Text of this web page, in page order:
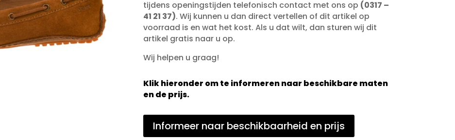
tijdens openingstijden telefonisch contact met ons op (0317 –
41 21 37). Wij kunnen u dan direct vertellen of dit artikel op
voorraad is en wat het kost. Als u dat wilt, dan sturen wij dit
artikel gratis naar u op.
Wij helpen u graag!
Klik hieronder om te informeren naar beschikbare maten
en de prijs.
Informeer naar beschikbaarheid en prijs